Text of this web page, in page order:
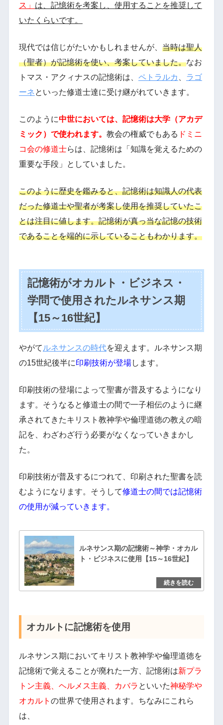
ス 」 は、記憶術を考案し、使用することを推奨して
いたくらいです。
現代では信じがたいかもしれませんが、 当時は聖人
（聖者）が記憶術を使い、考案していました。なお
トマス・アクィナスの記憶術は、 ペトラルカ
ラゴ
ーネといった修道士達に受け継がれていきます。
このように中世においては、記憶術は大学（アカデ
ミック）で使われます。 教会の権威でもある ドミニ
コ会の修道士らは、記憶術は「知識を覚えるための
重要な手段」としていました。
このように歴史を鑑みると、記憶術は知識人の代表
だった修道士や聖者が考案し使用を推奨していたこ
とは注目に値します。記憶術が真っ当な記憶の技術
であることを端的に示していることもわかります。
記憶術がオカルト・ビジネス・
学問で使用されたルネサンス期
【15～16世紀】
やがて ルネサンスの時代を迎えます。ルネサンス期
の15世紀後半に印刷技術が登場します。
印刷技術の登場によって聖書が普及するようになり
ます。そうなると修道士の間で一子相伝のように継
承されてきたキリスト教神学や倫理道徳の教えの暗
記を、わざわざ行う必要がなくなっていきまかし
た。
印刷技術が普及するにつれて、印刷された聖書を読
むようになります。そうして修道士の間では記憶術
の使用が減っていきます。
ルネサンス期の記憶術～神学・オカル
ト・ビジネスに使用【15～16世紀】
オカルトに記憶術を使用
ルネサンス期においてキリスト教神学や倫理道徳を
記憶術で覚えることが廃れた一方、記憶術は新プラ
トン主義、ヘルメス主義、カバラ といいた神秘学や
オカルト の世界で使用されます。ちなみにこれら
は、